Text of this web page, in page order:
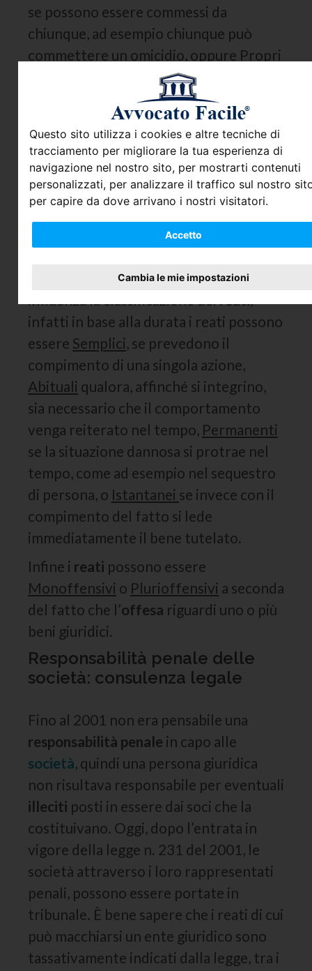
Questo sito utilizza i cookies e altre tecniche di
tracciamento per migliorare la tua esperienza di
navigazione nel nostro sito, per mostrarti contenuti
personalizzati, per analizzare il traffico sul nostro
per capire da dove arrivano i nostri visitatori.
Accetto
Cambia le mie impostazioni
se possono essere commessi da
chiunque, ad esempio chiunque può
commettere un omicidio, oppure Propri
se possono essere commessi solo da
determinate persone che ricoprono
specifiche cariche, l’ipotesi più comune
è il reato dipeculatoche può essere
commesso solo da colui che ricopre la
carica di pubblico ufficiale e che si
appropria di denaro o di altro bene
mobile altrui, affidatogli in ragione delle
sue funzioni.
Anche il tempo di commissione
infatti in base alla durata i reati possono
essere Semplici, se prevedono il
compimento di una singola azione,
Abituali qualora, affinché si integrino,
sia necessario che il comportamento
venga reiterato nel tempo, Permanenti
se la situazione dannosa si protrae nel
tempo, come ad esempio nel sequestro
di persona, o Istantanei se invece con il
compimento del fatto si lede
immediatamente il bene tutelato.
Infine i reati possono essere
Monoffensivi o Plurioffensivi a seconda
del fatto che l’offesa riguardi uno o più
beni giuridici.
Responsabilità penale delle
società: consulenza legale
Fino al 2001 non era pensabile una
responsabilità penale in capo alle
società, quindi una persona giuridica
non risultava responsabile per eventuali
illeciti posti in essere dai soci che la
costituivano. Oggi, dopo l’entrata in
vigore della legge n. 231 del 2001, le
società attraverso i loro rappresentati
penali, possono essere portate in
tribunale. È bene sapere che i reati di cui
può macchiarsi un ente giuridico sono
tassativamente indicati dalla legge, tra i